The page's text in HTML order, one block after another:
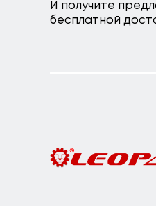
И получите
бесплатной